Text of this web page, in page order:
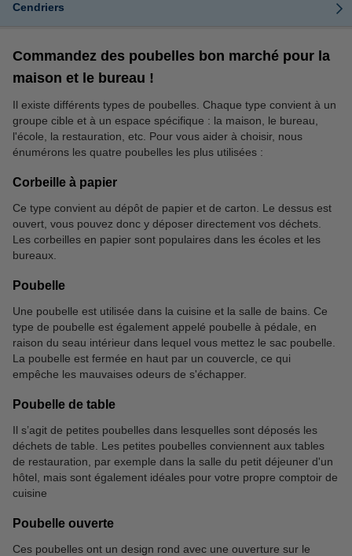
Cendriers
Commandez des poubelles bon marché pour la
maison et le bureau !
Il existe différents types de poubelles. Chaque type convient à un
groupe cible et à un espace spécifique : la maison, le bureau,
l'école, la restauration, etc. Pour vous aider à choisir, nous
énumérons les quatre poubelles les plus utilisées :
Corbeille à papier
Ce type convient au dépôt de papier et de carton. Le dessus est
ouvert, vous pouvez donc y déposer directement vos déchets.
Les corbeilles en papier sont populaires dans les écoles et les
bureaux.
Poubelle
Une poubelle est utilisée dans la cuisine et la salle de bains. Ce
type de poubelle est également appelé poubelle à pédale, en
raison du seau intérieur dans lequel vous mettez le sac poubelle.
La poubelle est fermée en haut par un couvercle, ce qui
empêche les mauvaises odeurs de s'échapper.
Poubelle de table
Il s’agit de petites poubelles dans lesquelles sont déposés les
déchets de table. Les petites poubelles conviennent aux tables
de restauration, par exemple dans la salle du petit déjeuner d'un
hôtel, mais sont également idéales pour votre propre comptoir de
cuisine
Poubelle ouverte
Ces poubelles ont un design rond avec une ouverture sur le